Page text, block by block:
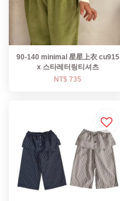
90-140 minimal 星星上衣 cu915
x 스타레터링티셔츠
NT$ 735